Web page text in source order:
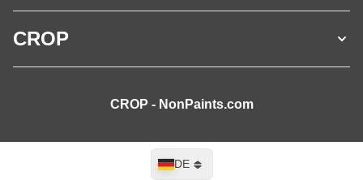
CROP
CROP - NonPaints.com
Sprache
DE